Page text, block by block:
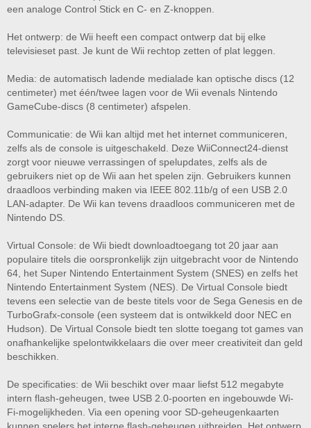
een analoge Control Stick en C- en Z-knoppen.
Het ontwerp: de Wii heeft een compact ontwerp dat bij elke
televisieset past. Je kunt de Wii rechtop zetten of plat leggen.
Media: de automatisch ladende medialade kan optische discs (12
centimeter) met één/twee lagen voor de Wii evenals Nintendo
GameCube-discs (8 centimeter) afspelen.
Communicatie: de Wii kan altijd met het internet communiceren,
zelfs als de console is uitgeschakeld. Deze WiiConnect24-dienst
zorgt voor nieuwe verrassingen of spelupdates, zelfs als de
gebruikers niet op de Wii aan het spelen zijn. Gebruikers kunnen
draadloos verbinding maken via IEEE 802.11b/g of een USB 2.0
LAN-adapter. De Wii kan tevens draadloos communiceren met de
Nintendo DS.
Virtual Console: de Wii biedt downloadtoegang tot 20 jaar aan
populaire titels die oorspronkelijk zijn uitgebracht voor de Nintendo
64, het Super Nintendo Entertainment System (SNES) en zelfs het
Nintendo Entertainment System (NES). De Virtual Console biedt
tevens een selectie van de beste titels voor de Sega Genesis en de
TurboGrafx-console (een systeem dat is ontwikkeld door NEC en
Hudson). De Virtual Console biedt ten slotte toegang tot games van
onafhankelijke spelontwikkelaars die over meer creativiteit dan geld
beschikken.
De specificaties: de Wii beschikt over maar liefst 512 megabyte
intern flash-geheugen, twee USB 2.0-poorten en ingebouwde Wi-
Fi-mogelijkheden. Via een opening voor SD-geheugenkaarten